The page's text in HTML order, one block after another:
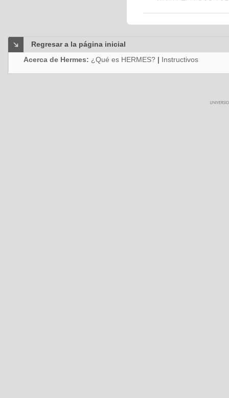
Regresar a la página inicial
Acerca de Hermes: ¿Qué es HERMES? | Instructivos